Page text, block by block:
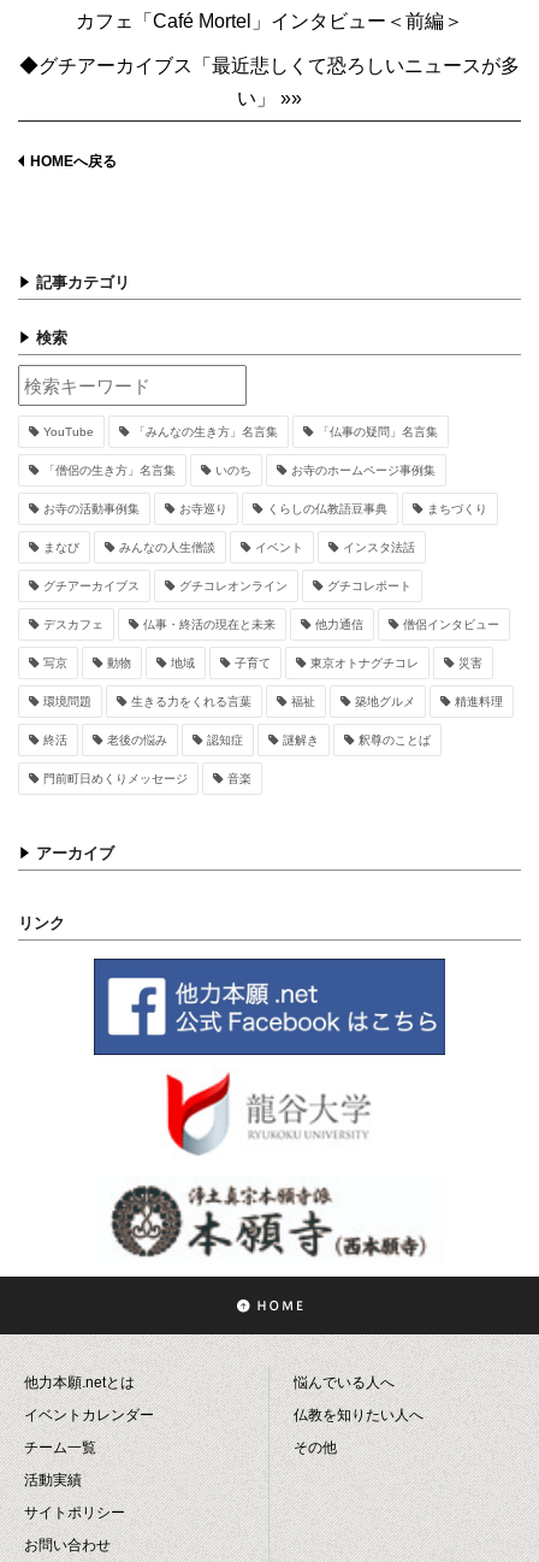
カフェ「Café Mortel」インタビュー＜前編＞
◆グチアーカイブス「最近悲しくて恐ろしいニュースが多
い」 »»
HOMEへ戻る
記事カテゴリ
検索
YouTube 「みんなの生き方」名言集 「仏事の疑問」名言集
「僧侶の生き方」名言集 いのち お寺のホームページ事例集
お寺の活動事例集 お寺巡り くらしの仏教語豆事典 まちづくり
まなび みんなの人生僧談 イベント インスタ法話
グチアーカイブス グチコレオンライン グチコレポート
デスカフェ 仏事・終活の現在と未来 他力通信 僧侶インタビュー
写京 動物 地域 子育て 東京オトナグチコレ 災害
環境問題 生きる力をくれる言葉 福祉 築地グルメ 精進料理
終活 老後の悩み 認知症 謎解き 釈尊のことば
門前町日めくりメッセージ 音楽
アーカイブ
リンク
他力本願.netとは
イベントカレンダー
チーム一覧
活動実績
サイトポリシー
お問い合わせ
悩んでいる人へ
仏教を知りたい人へ
その他